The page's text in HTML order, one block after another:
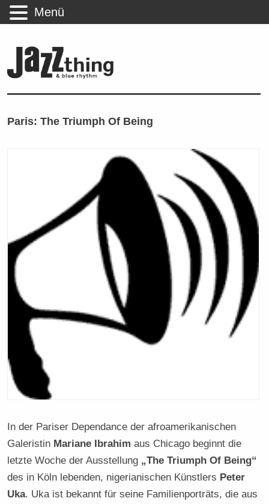
Paris: The Triumph Of Being
In der Pariser Dependance der afroamerikanischen
Galeristin Mariane Ibrahim aus Chicago beginnt die
letzte Woche der Ausstellung „The Triumph Of Being“
des in Köln lebenden, nigerianischen Künstlers Peter
Uka. Uka ist bekannt für seine Familienporträts, die aus
Menü